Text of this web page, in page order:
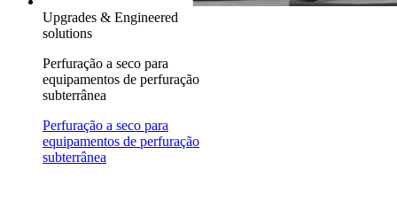
Upgrades & Engineered
solutions
Perfuração a seco para
equipamentos de perfuração
subterrânea
Perfuração a seco para
equipamentos de perfuração
subterrânea